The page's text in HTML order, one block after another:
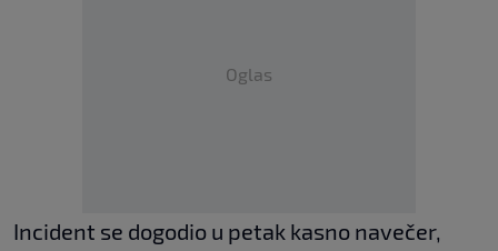
Oglas
Incident se dogodio u petak kasno navečer,